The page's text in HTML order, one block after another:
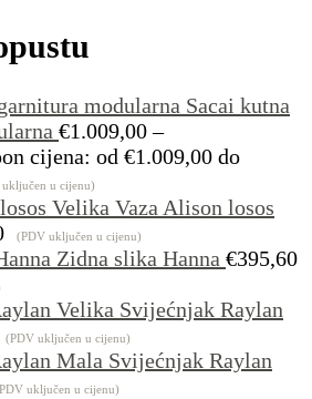
Sacai kutna
€1.009,00 –
cijena: od €1.009,00 do
u cijenu)
Vaza Alison losos
(PDV uključen u cijenu)
Zidna slika Hanna €395,60
Svijećnjak Raylan
(PDV uključen u cijenu)
Svijećnjak Raylan
uključen u cijenu)